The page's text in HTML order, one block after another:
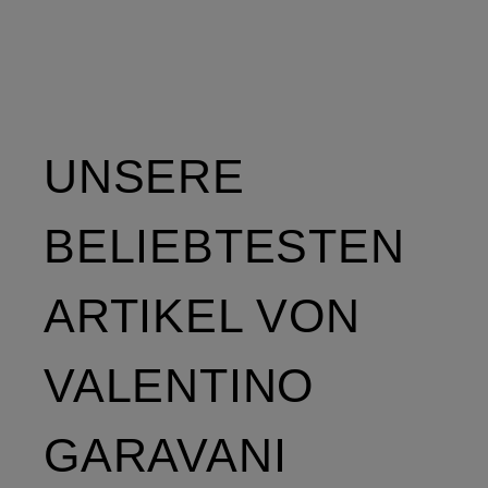
UNSERE
BELIEBTESTEN
ARTIKEL VON
VALENTINO
GARAVANI